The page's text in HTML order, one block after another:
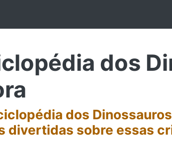
dos
dos
divertidas sobre essas